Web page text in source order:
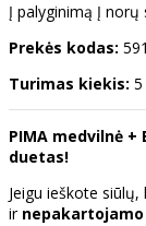
Į palyginimą Į norų
Prekės kodas:
Turimas kiekis: 5
PIMA medvilnė
duetas!
Jeigu ieškote
ir